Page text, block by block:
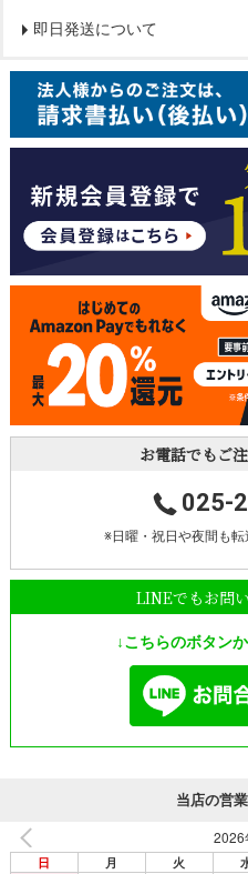
即日発送について
お電話でもご
025-
※日曜・祝日や夜間も転
LINEでもお問
↓こちらのボタン
当店の営
2026
日 月 火